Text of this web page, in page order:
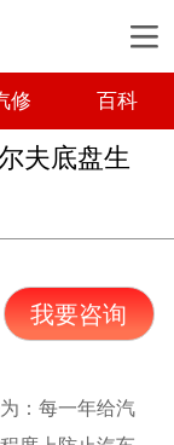
修 百科
夫底盘生
我要咨询
：每一年给汽